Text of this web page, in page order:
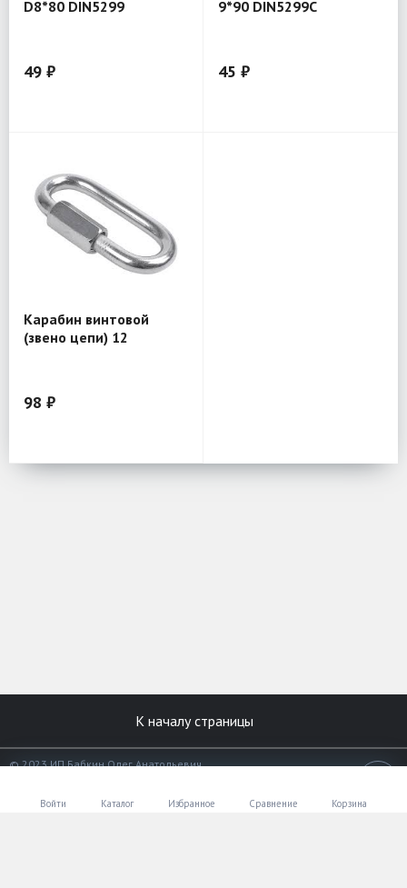
D8*80 DIN5299
49 ₽
9*90 DIN5299С
45 ₽
Карабин винтовой
(звено цепи) 12
98 ₽
К началу страницы
© 2023 ИП Бабкин Олег Анатольевич
Разработано в
«АЛЬФА Системс»
Войти Каталог Избранное Сравнение Корзина